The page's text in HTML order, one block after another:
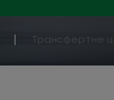
Трансфертне